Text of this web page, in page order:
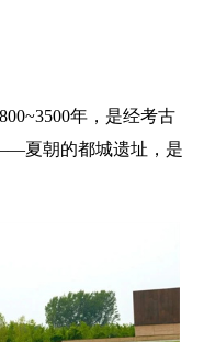
年，是经考古
夏朝的都城遗址，是